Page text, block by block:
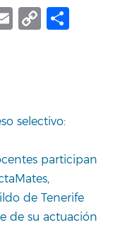
Email
Copy
selectivo:
participan
de Tenerife
de su actuación